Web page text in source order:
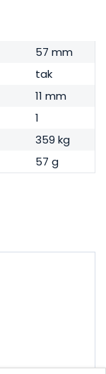
57 mm
tak
11 mm
1
359 kg
57 g